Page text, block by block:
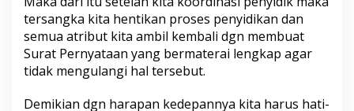
tersangka kita hentikan proses penyidikan dan
semua atribut kita ambil kembali dgn membuat
Surat Pernyataan yang bermaterai lengkap agar
tidak mengulangi hal tersebut.
Demikian dgn harapan kedepannya kita harus hati-